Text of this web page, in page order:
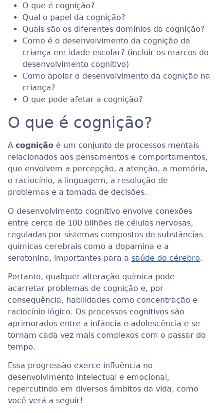
O que é cognição?
Qual o papel da cognição?
Quais são os diferentes domínios da cognição?
Como é o desenvolvimento da cognição da
criança em idade escolar? (incluir os marcos do
desenvolvimento cognitivo)
Como apoiar o desenvolvimento da cognição na
criança?
O que pode afetar a cognição?
O que é cognição?
A cognição é um conjunto de processos mentais
relacionados aos pensamentos e comportamentos,
que envolvem a percepção, a atenção, a memória,
o raciocínio, a linguagem, a resolução de
problemas e a tomada de decisões.
O desenvolvimento cognitivo envolve conexões
entre cerca de 100 bilhões de células nervosas,
reguladas por sistemas compostos de substâncias
químicas cerebrais como a dopamina e a
serotonina, importantes para a saúde do cérebro.
Portanto, qualquer alteração química pode
acarretar problemas de cognição e, por
consequência, habilidades como concentração e
raciocínio lógico. Os processos cognitivos são
aprimorados entre a infância e adolescência e se
tornam cada vez mais complexos com o passar do
tempo.
Essa progressão exerce influência no
desenvolvimento intelectual e emocional,
repercutindo em diversos âmbitos da vida, como
você verá a seguir!